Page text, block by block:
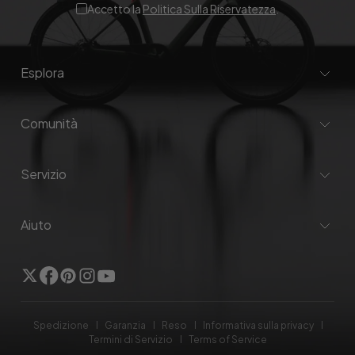
Accetto laPolitica Sulla Riservatezza.
Esplora
Comunità
Servizio
Aiuto
TwitterFacebook
Pinterest
Instagram
YouTube
Spedizione Garanzia Reso
Informativa sulla privacy
Termini di Servizio
Terms of Service